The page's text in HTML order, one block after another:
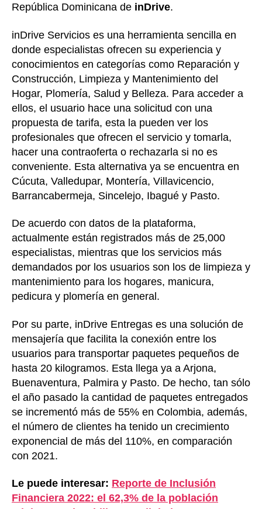
República Dominicana de inDrive.
inDrive Servicios es una herramienta sencilla en
donde especialistas ofrecen su experiencia y
conocimientos en categorías como Reparación y
Construcción, Limpieza y Mantenimiento del
Hogar, Plomería, Salud y Belleza. Para acceder a
ellos, el usuario hace una solicitud con una
propuesta de tarifa, esta la pueden ver los
profesionales que ofrecen el servicio y tomarla,
hacer una contraoferta o rechazarla si no es
conveniente. Esta alternativa ya se encuentra en
Cúcuta, Valledupar, Montería, Villavicencio,
Barrancabermeja, Sincelejo, Ibagué y Pasto.
De acuerdo con datos de la plataforma,
actualmente están registrados más de 25,000
especialistas, mientras que los servicios más
demandados por los usuarios son los de limpieza y
mantenimiento para los hogares, manicura,
pedicura y plomería en general.
Por su parte, inDrive Entregas es una solución de
mensajería que facilita la conexión entre los
usuarios para transportar paquetes pequeños de
hasta 20 kilogramos. Esta llega ya a Arjona,
Buenaventura, Palmira y Pasto. De hecho, tan sólo
el año pasado la cantidad de paquetes entregados
se incrementó más de 55% en Colombia, además,
el número de clientes ha tenido un crecimiento
exponencial de más del 110%, en comparación
con 2021.
Le puede interesar: Reporte de Inclusión
Financiera 2022: el 62,3% de la población